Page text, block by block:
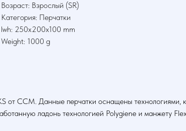
Возраст: Взрослый (SR)
Категория: Перчатки
lwh: 250x200x100 mm
Weight: 1000 g
CCM. Данные перчатки оснащены технологиями,
ладонь технологией Polygiene и манжету